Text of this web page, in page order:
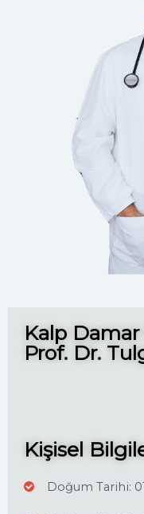
Kalp Damar
Prof. Dr.
Kişisel
Doğum Tarihi: